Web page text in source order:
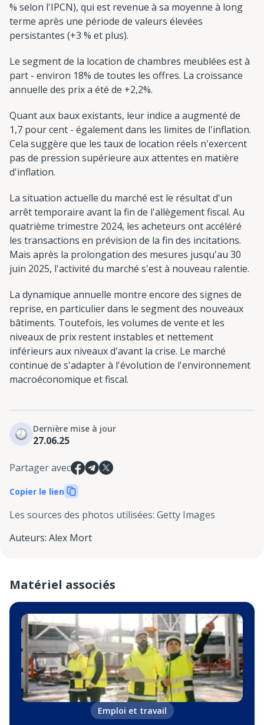
% selon l'IPCN), qui est revenue à sa moyenne à long
terme après une période de valeurs élevées
persistantes (+3 % et plus).
Le segment de la location de chambres meublées est à
part - environ 18% de toutes les offres. La croissance
annuelle des prix a été de +2,2%.
Quant aux baux existants, leur indice a augmenté de
1,7 pour cent - également dans les limites de l'inflation.
Cela suggère que les taux de location réels n'exercent
pas de pression supérieure aux attentes en matière
d'inflation.
La situation actuelle du marché est le résultat d'un
arrêt temporaire avant la fin de l'allègement fiscal. Au
quatrième trimestre 2024, les acheteurs ont accéléré
les transactions en prévision de la fin des incitations.
Mais après la prolongation des mesures jusqu'au 30
juin 2025, l'activité du marché s'est à nouveau ralentie.
La dynamique annuelle montre encore des signes de
reprise, en particulier dans le segment des nouveaux
bâtiments. Toutefois, les volumes de vente et les
niveaux de prix restent instables et nettement
inférieurs aux niveaux d'avant la crise. Le marché
continue de s'adapter à l'évolution de l'environnement
macroéconomique et fiscal.
Dernière mise à jour
27.06.25
Partager avec
Copier le lien
Les sources des photos utilisées: Getty Images
Auteurs: Alex Mort
Matériel associés
Emploi et travail